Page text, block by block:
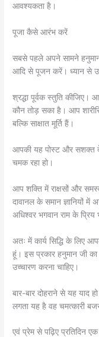
आवश्यकता है।
पूजा कैसे आरंभ करें
सबसे पहले अपने सामने
आदि से पूजन करें। ध्यान से
श्रद्धा पूर्वक स्तुति
कौन तोड़ सका है। आप
बल्कि साक्षात मूर्ति हैं।
आपकी यह पोस्ट और सशक्त देह
चमक रहा हो।
आप शक्ति में राक्षसों और
दावानल के समान ज्ञानियों में
अधिश्वर भगवान राम के
अतः में कार्य सिद्धि के लिए
हूं। इस प्रकार हनुमान जी का
उच्चारण करना चाहिए।
बार-बार दोहराने से यह याद
लगता यह है वह चमत्कारी
एवं प्रेम से पढ़िए प्रतिदिन